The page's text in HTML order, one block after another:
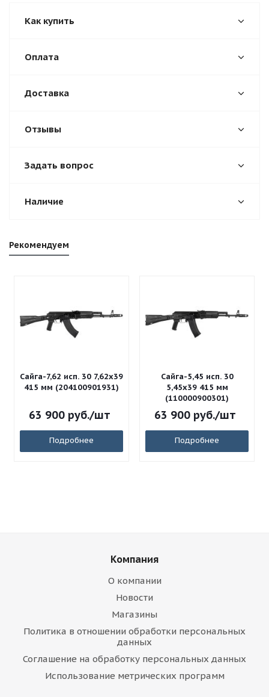
Как купить
Оплата
Доставка
Отзывы
Задать вопрос
Наличие
Рекомендуем
Сайга-7,62 исп. 30 7,62x39
415 мм (204100901931)
63 900руб./шт
Подробнее
Сайга-5,45 исп. 30
5,45x39 415 мм
(110000900301)
63 900руб./шт
Подробнее
Компания
О компании
Новости
Магазины
Политика в отношении обработки персональных
данных
Соглашение на обработку персональных данных
Использование метрических программ